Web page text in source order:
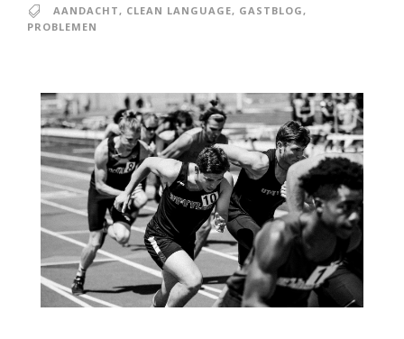
AANDACHT , CLEAN LANGUAGE, GASTBLOG ,
PROBLEMEN